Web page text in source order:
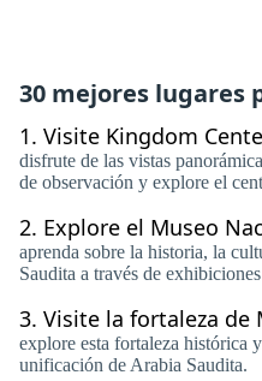
30 mejores lugares
1. Visite Kingdom
disfrute de las vistas
de observación y explore el
2. Explore el Museo
aprenda sobre la historia, la
Saudita a través de
3. Visite la fortaleza de
explore esta fortaleza histórica
unificación de Arabia Saudita.